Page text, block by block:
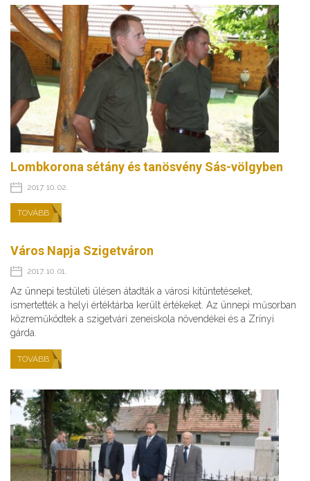
Lombkorona sétány és tanösvény Sás-völgyben
2017. 10. 02.
TOVÁBB
Város Napja Szigetváron
2017. 10. 01.
Az ünnepi testületi ülésen átadták a városi kitüntetéseket,
ismertették a helyi értéktárba került értékeket. Az ünnepi műsorban
közreműködtek a szigetvári zeneiskola növendékei és a Zrínyi
gárda.
TOVÁBB